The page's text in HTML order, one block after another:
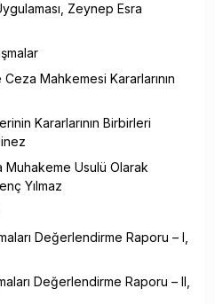
Zeynep Esra
Mahkemesi Kararlarının
Kararlarının Birbirleri
Muhakeme Usulü Olarak
Yılmaz
Değerlendirme Raporu – I,
Değerlendirme Raporu – II,